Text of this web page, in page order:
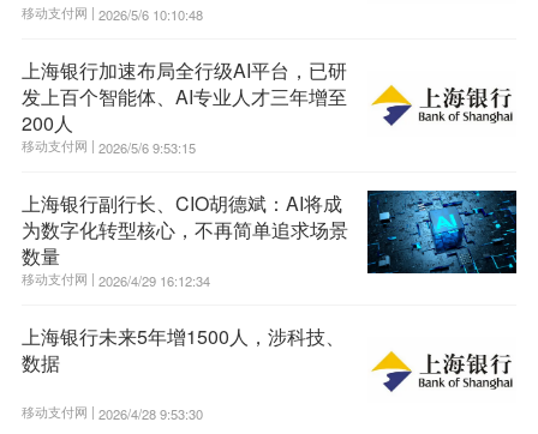
移动支付网 | 2026/5/6 10:10:48
上海银行加速布局全行级AI平台，已研
发上百个智能体、AI专业人才三年增至
200人
移动支付网 | 2026/5/6 9:53:15
上海银行副行长、CIO胡德斌：AI将成
为数字化转型核心，不再简单追求场景
数量
移动支付网 | 2026/4/29 16:12:34
上海银行未来5年增1500人，涉科技、
数据
移动支付网 | 2026/4/28 9:53:30